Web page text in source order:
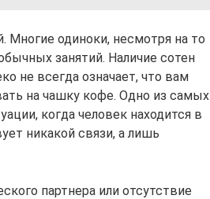
одиноки, несмотря на то
занятий. Наличие сотен
не всегда означает, что вам
на чашку кофе. Одно из самых
когда человек находится в
никакой связи, а лишь
партнера или отсутствие